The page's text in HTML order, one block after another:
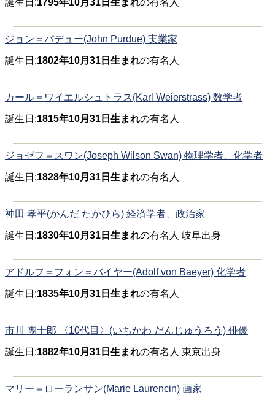
誕生日:1795年10月31日生まれの有名人
ジョン＝パデュー(John Purdue) 実業家
誕生日:1802年10月31日生まれの有名人
カール＝ワイエルシュトラス(Karl Weierstrass) 数学者
誕生日:1815年10月31日生まれの有名人
ジョゼフ＝スワン(Joseph Wilson Swan) 物理学者、化学者
誕生日:1828年10月31日生まれの有名人
神田 孝平(かんだ たかひら) 経済学者、政治家
誕生日:1830年10月31日生まれの有名人 岐阜出身
アドルフ＝フォン＝バイヤー(Adolf von Baeyer) 化学者
誕生日:1835年10月31日生まれの有名人
市川 團十郎 〈10代目〉(いちかわ だんじゅうろう) 俳優
誕生日:1882年10月31日生まれの有名人 東京出身
マリー＝ローランサン(Marie Laurencin) 画家